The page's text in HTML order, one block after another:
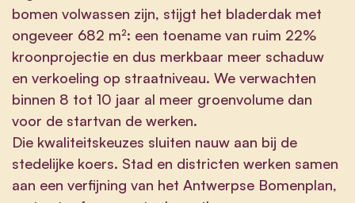
bomen volwassen zijn, stijgt het bladerdak met
ongeveer 682 m²: een toename van ruim 22%
kroonprojectie en dus merkbaar meer schaduw
en verkoeling op straatniveau. We verwachten
binnen 8 tot 10 jaar al meer groenvolume dan
voor de startvan de werken.
Die kwaliteitskeuzes sluiten nauw aan bij de
stedelijke koers. Stad en districten werken samen
aan een verfijning van het Antwerpse Bomenplan,